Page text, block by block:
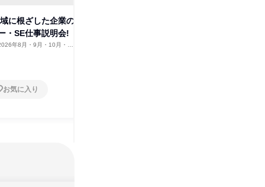
域に根ざした企業の
・SE仕事説明会!
年8月・9月・10月・11
お気に入り